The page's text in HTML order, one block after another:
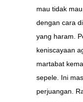
mau tidak
dengan cara
yang haram.
keniscayaan
martabat
sepele. Ini
perjuangan.